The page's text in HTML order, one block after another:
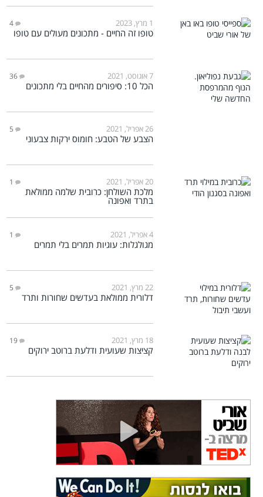
1 מרץ, 2023 4
טופו זה החיים - מתכונים מעולים עם טופו
7 אוגוסט, 2021 36
הכל 10: סיפורים מהחיים בלי מתכונים
26 אפריל, 2021 5
הצבע של הטבע: חומוס ירקות צבעוני
20 אפריל, 2021 1
מלכת השולחן: כרובית שלמה ממולאת
בתרד ואפונה
4 אפריל, 2021 1
מגולגלות: עוגיות תמרים בלי תמרים
22 מרץ, 2021 5
דלורית ממולאת בעדשים שחורות ותרד
18 מרץ, 2021 19
קציצות שעועית ודלעת ברוטב ירוקים